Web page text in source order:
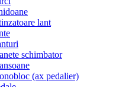
lant
schimbator
(ax pedalier)